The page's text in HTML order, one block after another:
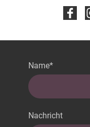
Name*
Nachricht